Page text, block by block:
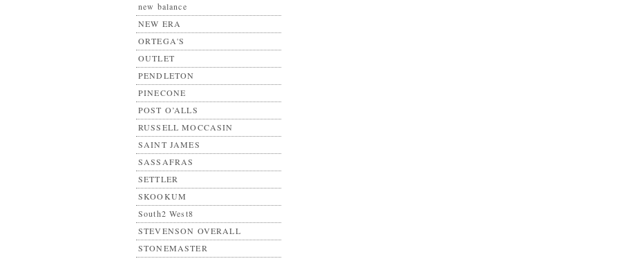
new balance
NEW ERA
ORTEGA'S
OUTLET
PENDLETON
PINECONE
POST O’ALLS
RUSSELL MOCCASIN
SAINT JAMES
SASSAFRAS
SETTLER
SKOOKUM
South2 West8
STEVENSON OVERALL
STONEMASTER